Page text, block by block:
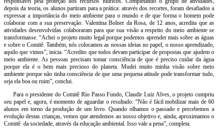
depois da teoria, os alunos partiram para a prática: através dos recortes, foram desafiados a
expressar a importância do meio ambiente para o mundo e de que forma o homem pode
colaborar com a sua preservação. Valentina Bolner da Rosa, de 12 anos, acredita que as
atividades desenvolvidas colaboraram para que sua visão a respeito do meio ambiente se
transformasse. “Achei o projeto muito legal porque podemos aprender mais sobre as águas
e sobre o Comitê. Também, nós colocamos as nossas ideias no papel, o nosso aprendizado,
aquilo que vimos”, inicia. “Acredito que todos devam participar de propostas que ajudem o
meio ambiente. As pessoas precisam tomar consciência de que é preciso cuidar da água
porque ela é o bem mais precioso do planeta. Mudei muito minha visão sobre meio
ambiente porque não tinha consciência de que uma pequena atitude pode transformar tudo,
seja ela boa ou ruim”, conclui.
Para o presidente do Comitê Rio Passo Fundo, Claudir Luiz Alves, o projeto cumpriu
seu papel e, agora, é momento de aguardar o resultado: “Não é fácil mobilizar mais de 60
alunos em torno da produção de um livro. Quando olhamos o passado e percebemos a
evolução destas crianças, vemos que atendemos ao nosso objetivo e, ainda, aproximamos o
Comitê da sociedade, através da educação ambiental. Isso vale a pena”, completa.